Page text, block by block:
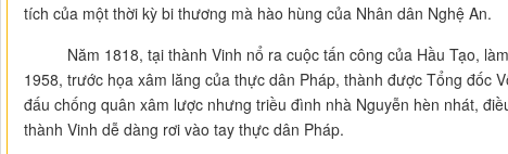
tích của một thời kỳ bi thương mà hào hùng của Nhân dân Nghệ An.
Năm 1818, tại thành Vinh nổ ra cuộc tấn công của Hầu Tạo,
1958, trước họa xâm lăng của thực dân Pháp, thành được Tổng đốc
đấu chống quân xâm lược nhưng triều đình nhà Nguyễn hèn nhát,
thành Vinh dễ dàng rơi vào tay thực dân Pháp.